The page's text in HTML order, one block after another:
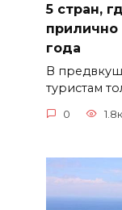
5 стран,
прилично
года
В
туристам
0 1.8к.